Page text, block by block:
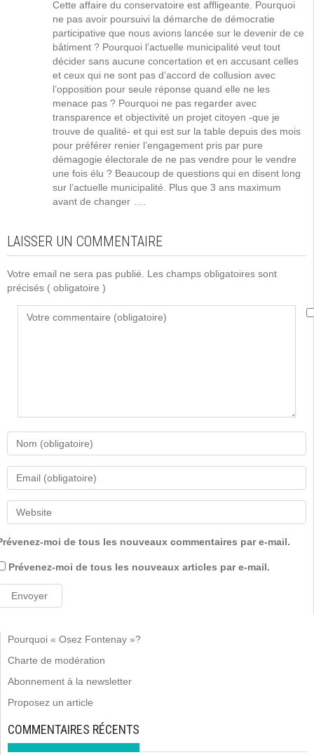
Cette affaire du conservatoire est affligeante. Pourquoi
ne pas avoir poursuivi la démarche de démocratie
participative que nous avions lancée sur le devenir de ce
bâtiment ? Pourquoi l’actuelle municipalité veut tout
décider sans aucune concertation et en accusant celles
et ceux qui ne sont pas d’accord de collusion avec
l’opposition pour seule réponse quand elle ne les
menace pas ? Pourquoi ne pas regarder avec
transparence et objectivité un projet citoyen -que je
trouve de qualité- et qui est sur la table depuis des mois
pour préférer renier l’engagement pris par pure
démagogie électorale de ne pas vendre pour le vendre
une fois élu ? Beaucoup de questions qui en disent long
sur l’actuelle municipalité. Plus que 3 ans maximum
avant de changer ….
LAISSER UN COMMENTAIRE
Votre email ne sera pas publié. Les champs obligatoires sont
précisés ( obligatoire )
moi de tous les nouveaux commentaires par e-mail.
Prévenez-moi de tous les nouveaux articles par e-mail.
Pourquoi « Osez Fontenay »?
Charte de modération
Abonnement à la newsletter
Proposez un article
COMMENTAIRES RÉCENTS